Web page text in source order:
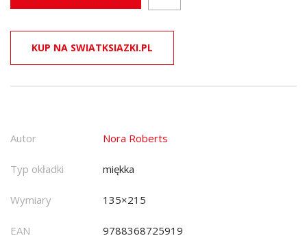
KUP NA SWIATKSIAZKI.PL
Autor Nora Roberts
Typ okładki miękka
Wymiary 135×215
EAN 9788368725919